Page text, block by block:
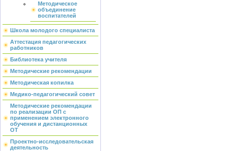
Методическое
объединение
воспитателей
Школа молодого специалиста
Аттестация педагогических
работников
Библиотека учителя
Методические рекомендации
Методическая копилка
Медико-педагогический совет
Методические рекомендации
по реализации ОП с
применением электронного
обучения и дистанционных
ОТ
Проектно-исследовательская
деятельность